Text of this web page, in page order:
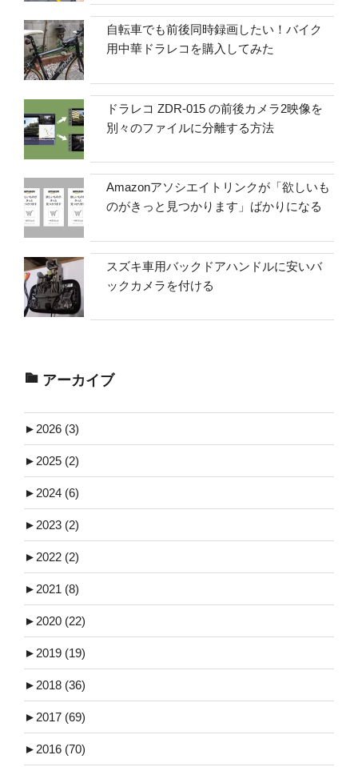
自転車でも前後同時録画したい！バイク
用中華ドラレコを購入してみた
ドラレコ ZDR-015 の前後カメラ2映像を
別々のファイルに分離する方法
Amazonアソシエイトリンクが「欲しいも
のがきっと見つかります」ばかりになる
スズキ車用バックドアハンドルに安いバ
ックカメラを付ける
アーカイブ
► 2026 (3)
► 2025 (2)
► 2024 (6)
► 2023 (2)
► 2022 (2)
► 2021 (8)
► 2020 (22)
► 2019 (19)
► 2018 (36)
► 2017 (69)
► 2016 (70)